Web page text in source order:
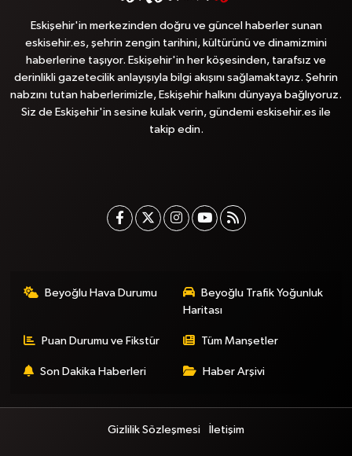
Eskişehir'in merkezinden doğru ve güncel haberler sunan
eskisehir.es, şehrin zengin tarihini, kültürünü ve dinamizmini
haberlerine taşıyor. Eskişehir'in her köşesinden, tarafsız ve
derinlikli gazetecilik anlayışıyla bilgi akışını sağlamaktayız. Şehrin
nabzını tutan haberlerimizle, Eskişehir halkını dünyaya bağlıyoruz.
Siz de Eskişehir'in sesine kulak verin, gündemi eskisehir.es ile
takip edin.
Beyoğlu Hava Durumu
Beyoğlu Trafik Yoğunluk
Haritası
Puan Durumu ve Fikstür Tüm Manşetler
Son Dakika Haberleri Haber Arşivi
Gizlilik Sözleşmesi İletişim